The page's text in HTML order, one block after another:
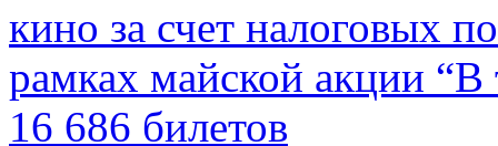
кино за счет налоговых
рамках майской акции “В
16 686 билетов